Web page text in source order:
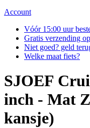
Account
Vóór 15:00 uur
Gratis verzending
Niet goed? geld
Welke maat fiets?
SJOEF
inch - Mat
kansje)